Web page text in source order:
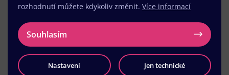
Načíst další
rozhodnutí můžete kdykoliv změnit. Více informací
Souhlasím
Nastavení Jen technické